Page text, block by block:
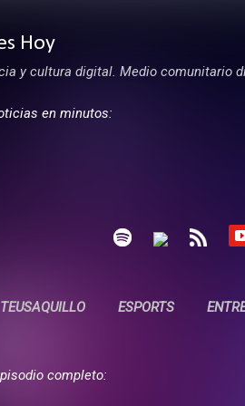
Hoy
y cultura digital. Medio comunitario
en minutos:
TEUSAQUILLO ESPORTS
completo: